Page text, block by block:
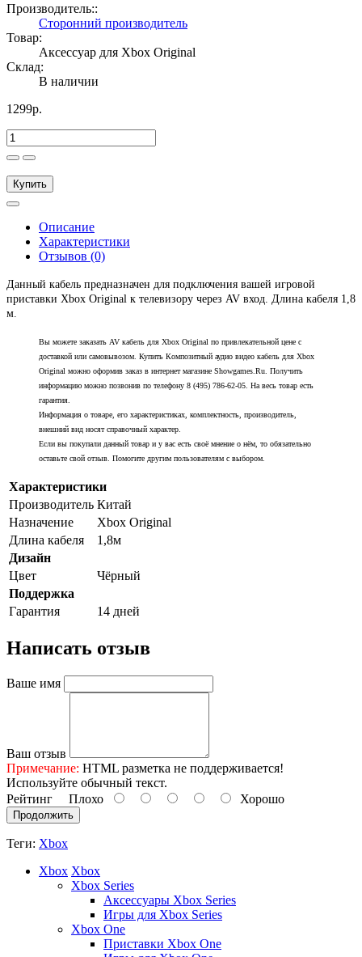
Производитель::
Сторонний производитель
Товар:
Аксессуар для Xbox Original
Склад:
В наличии
1299р.
Купить
Описание
Характеристики
Отзывов (0)
Данный кабель предназначен для подключения вашей игровой
приставки Xbox Original к телевизору через AV вход. Длина кабеля 1,8
м.
Вы можете заказать AV кабель для Xbox Original по привлекательной цене с
доставкой или самовывозом. Купить Композитный аудио видео кабель для Xbox
Original можно оформив заказ в интернет магазине Showgames.Ru. Получить
информацию можно позвонив по телефону 8 (495) 786-62-05. На весь товар есть
гарантия.
Информация о товаре, его характеристиках, комплектность, производитель,
внешний вид носят справочный характер.
Если вы покупали данный товар и у вас есть своё мнение о нём, то обязательно
оставьте свой отзыв. Помогите другим пользователям с выбором.
Характеристики
Производитель Китай
Назначение
Xbox Original
Длина кабеля
1,8м
Дизайн
Цвет
Чёрный
Поддержка
Гарантия
14 дней
Написать отзыв
Ваше имя
Ваш отзыв
Примечание: HTML разметка не поддерживается!
Используйте обычный текст.
Рейтинг Плохо Хорошо
Продолжить
Теги: Xbox
Xbox Xbox
Xbox Series
Аксессуары Xbox Series
Игры для Xbox Series
Xbox One
Приставки Xbox One